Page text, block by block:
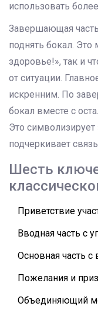
использовать
Завершающая
поднять бокал.
здоровье!», так и
от ситуации.
искренним. По
бокал вместе с
Это
подчеркивает
Шесть
Приветствие
Вводная часть с
Основная часть
Пожелания и
Объединяющий